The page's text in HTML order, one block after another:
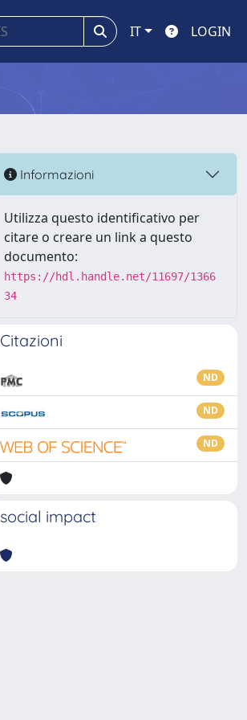
IT LOGIN
Informazioni
Utilizza questo identificativo per
citare o creare un link a questo
documento:
https://hdl.handle.net/11697/1366
34
Citazioni
ND
ND
ND
social impact